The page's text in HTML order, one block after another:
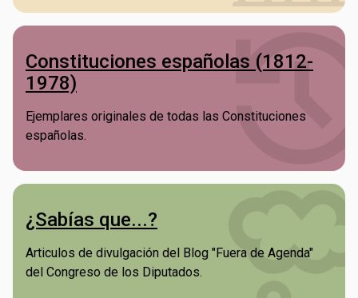
Constituciones españolas (1812-
1978)
Ejemplares originales de todas las Constituciones
españolas.
¿Sabías que...?
Articulos de divulgación del Blog "Fuera de Agenda"
del Congreso de los Diputados.